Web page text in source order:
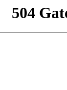
504